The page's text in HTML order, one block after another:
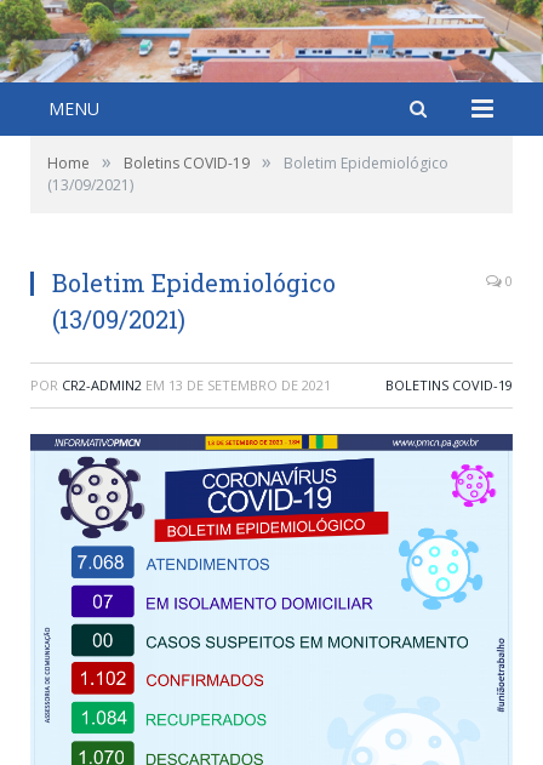
MENU
Home » Boletins COVID-19 »
Boletim Epidemiológico
(13/09/2021)
Boletim Epidemiológico
(13/09/2021)
0
POR CR2-ADMIN2 EM 13 DE SETEMBRO DE 2021 BOLETINS COVID-19